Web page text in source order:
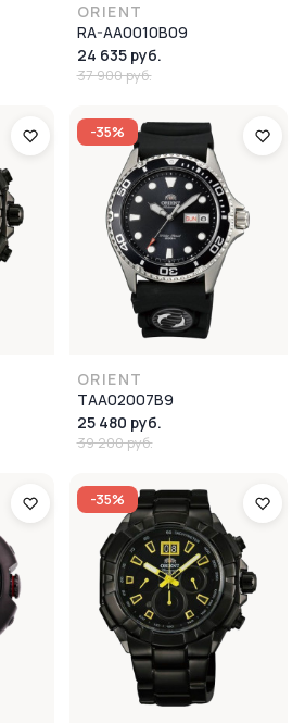
ORIENT
RA-AA0010B09
24 635 руб.
37 900 руб.
-35%
ORIENT
TAA02007B9
25 480 руб.
39 200 руб.
-35%